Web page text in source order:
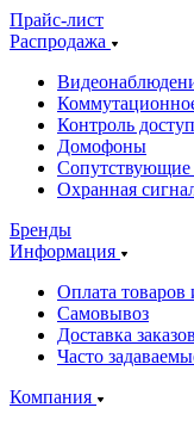
Прайс-лист
Распродажа
Контроль
Домофоны
Сопутствующие
Охранная
Бренды
Информация
Оплата товаров
Самовывоз
Доставка заказов
Часто
Компания